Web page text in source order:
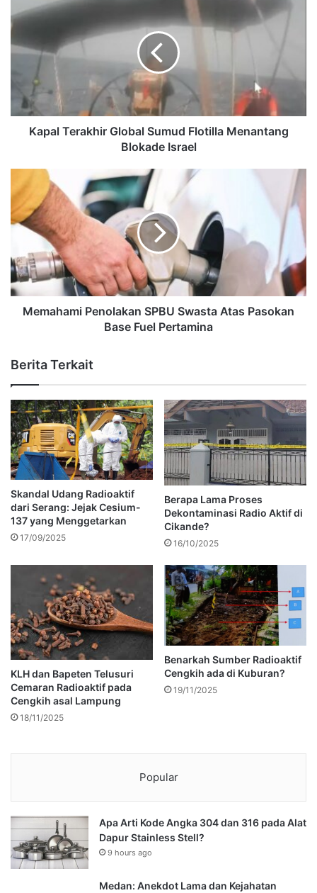
Kapal Terakhir Global Sumud Flotilla Menantang
Blokade Israel
Memahami Penolakan SPBU Swasta Atas Pasokan
Base Fuel Pertamina
Berita Terkait
Skandal Udang Radioaktif
dari Serang: Jejak Cesium-
137 yang Menggetarkan
17/09/2025
Berapa Lama Proses
Dekontaminasi Radio Aktif di
Cikande?
16/10/2025
KLH dan Bapeten Telusuri
Cemaran Radioaktif pada
Cengkih asal Lampung
18/11/2025
Benarkah Sumber Radioaktif
Cengkih ada di Kuburan?
19/11/2025
Popular
Apa Arti Kode Angka 304 dan 316 pada Alat
Dapur Stainless Stell?
9 hours ago
Medan: Anekdot Lama dan Kejahatan